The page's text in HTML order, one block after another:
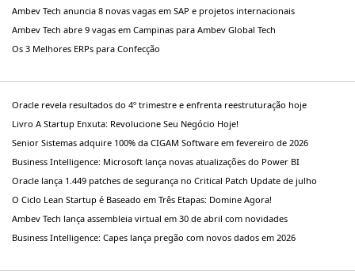
Ambev Tech anuncia 8 novas vagas em SAP e projetos internacionais
Ambev Tech abre 9 vagas em Campinas para Ambev Global Tech
Os 3 Melhores ERPs para Confecção
Oracle revela resultados do 4º trimestre e enfrenta reestruturação hoje
Livro A Startup Enxuta: Revolucione Seu Negócio Hoje!
Senior Sistemas adquire 100% da CIGAM Software em fevereiro de 2026
Business Intelligence: Microsoft lança novas atualizações do Power BI
Oracle lança 1.449 patches de segurança no Critical Patch Update de julho
O Ciclo Lean Startup é Baseado em Três Etapas: Domine Agora!
Ambev Tech lança assembleia virtual em 30 de abril com novidades
Business Intelligence: Capes lança pregão com novos dados em 2026